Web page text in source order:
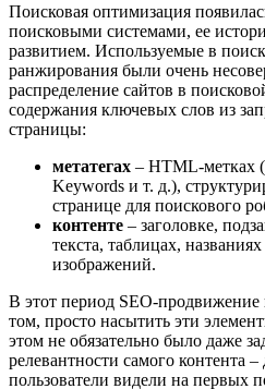
Поисковая оптимизация
поисковыми системами, ее
развитием. Используемые в
ранжирования были очень
распределение сайтов в
содержания ключевых слов из
страницы:
метатегах – HTML-метках
Keywords и т. д.),
странице для поискового
контенте – заголовке,
текста, таблицах,
изображений.
В этот период SEO-продвижение
том, просто насытить эти
этом не обязательно было даже
релевантности самого контента
пользователи видели на первых